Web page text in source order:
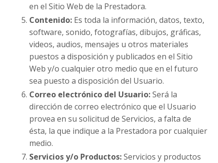
en el Sitio Web de la Prestadora.
Contenido: Es toda la información, datos, texto,
software, sonido, fotografías, dibujos, gráficas,
videos, audios, mensajes u otros materiales
puestos a disposición y publicados en el Sitio
Web y/o cualquier otro medio que en el futuro
sea puesto a disposición del Usuario.
Correo electrónico del Usuario:Será la
dirección de correo electrónico que el Usuario
provea en su solicitud de Servicios, a falta de
ésta, la que indique a la Prestadora por cualquier
medio.
Servicios y/o Productos:Servicios y productos